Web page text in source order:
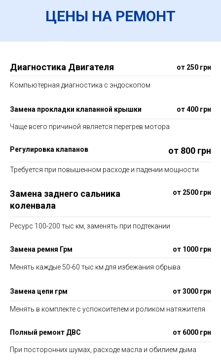
ЦЕНЫ НА РЕМОНТ
Диагностика Двигателя от 250 грн
Компьютерная диагностика с эндоскопом
Замена прокладки клапанной крышки от 400 грн
Чаще всего причиной является перегрев мотора
Регулировка клапанов от 800 грн
Требуется при повышенном расходе и падении мощности
Замена заднего сальника
коленвала
от 2500 грн
Ресурс 100-200 тыс км, заменять при подтекании
Замена ремня Грм от 1000 грн
Менять каждые 50-60 тыс км для избежания обрыва
Замена цепи грм от 3000 грн
Менять в комплекте с успокоителем и роликом натяжителя
Полный ремонт ДВС от 6000 грн
При посторонних шумах, расходе масла и обилием дыма